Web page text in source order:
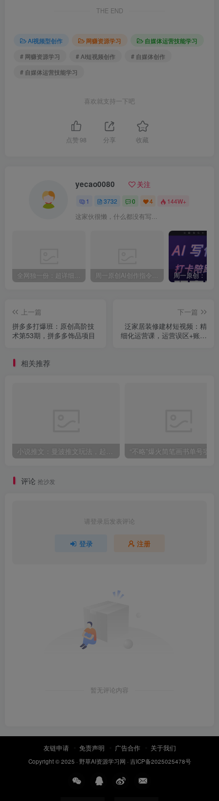
THE END
AI视频型创作 网赚资源学习
自媒体运营技能学习
# 网赚资源学习
# AI短视频创作
# 自媒体创作
# 自媒体运营技能学习
喜欢就支持一下吧
点赞 98 分享 收藏
yecao0080 关注
1 3732 0 4 144W+
这家伙很懒，什么都没有写...
上一篇
拼多多打爆班：原创高阶技
术第53期，拼多多饰品项目
下一篇
泛家居装修建材短视频：精
细化运营课，运营误区+账号
相关推荐
评论 抢沙发
请登录后发表评论
登录 注册
暂无评论内容
友链申请 免责声明 广告合作 关于我们
Copyright © 2025 · 野草AI资源学习网 · 吉ICP备2025025478号